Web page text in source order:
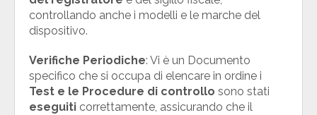
controllando anche i modelli e le marche del
dispositivo.
Verifiche Periodiche: Vi è un Documento
specifico che si occupa di elencare in ordine i
Test e le Procedure di controllo sono stati
eseguiti correttamente, assicurando che il